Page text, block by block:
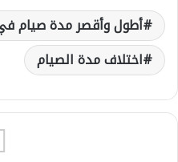
أطول وأقصر مدة صيام
اختلاف مدة الصيام